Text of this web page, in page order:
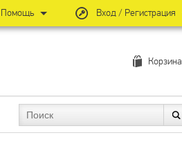
Корзина
Вход / Регистрация
Помощь